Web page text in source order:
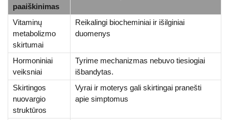
paaiškinimas
Vitaminų
metabolizmo
skirtumai
Reikalingi biocheminiai ir išilginiai
duomenys
Hormoniniai
veiksniai
Tyrime mechanizmas nebuvo tiesiogiai
išbandytas.
Skirtingos
nuovargio
struktūros
Vyrai ir moterys gali skirtingai pranešti
apie simptomus